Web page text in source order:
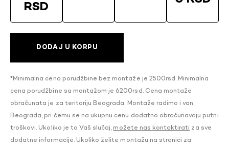
RSD
DODAJ U KORPU
*Minimalna cena porudžbine bez montaže je 2500rsd. Minimalna
cena porudžbine sa montažom je 6200rsd. Cena montaže
obračunata je za teritoriju Beograda. Montaže radimo i van
Beograda, pri čemu se na ukupnu cenu dodatno obračunavaju putni
troškovi. Ukoliko je to Vaš slučaj, možete nas kontaktirati za sve
dodatne informacije. Ukoliko želite montažu na stranici za